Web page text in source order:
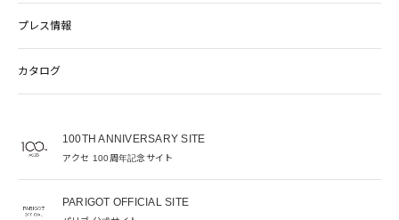
プレス情報
カタログ
100TH ANNIVERSARY SITE
アクセ 100周年記念サイト
PARIGOT OFFICIAL SITE